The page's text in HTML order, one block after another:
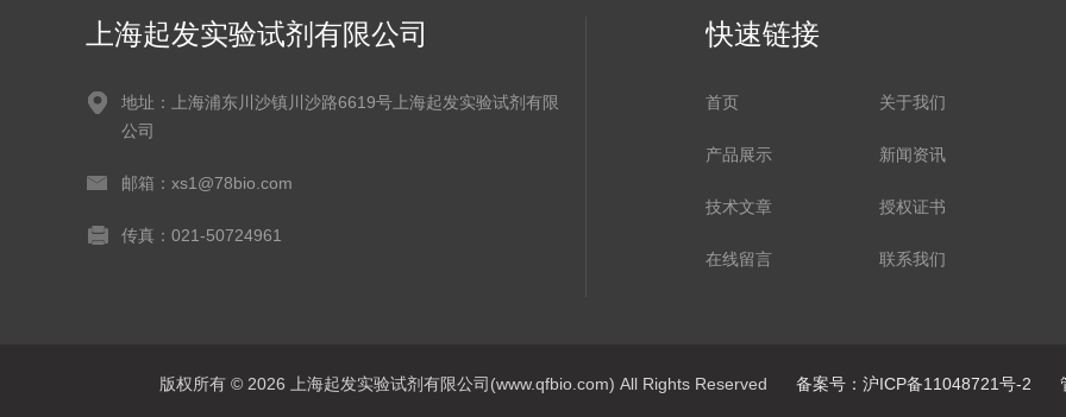
上海起发实验试剂有限公司
地址：上海浦东川沙镇川沙路6619号上海起发实验试剂有限
公司
邮箱：xs1@78bio.com
传真：021-50724961
快速链接
首页 关于我们
产品展示 新闻资讯
技术文章 授权证书
在线留言 联系我们
版权所有 © 2026 上海起发实验试剂有限公司(www.qfbio.com) All Rights Reserved 备案号：沪ICP备11048721号-2